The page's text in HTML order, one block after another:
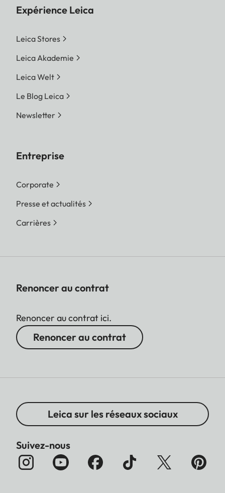
Expérience Leica
Leica Stores
Leica Akademie
Leica Welt
Le Blog Leica
Newsletter
Entreprise
Corporate
Presse et actualités
Carrières
Renoncer au contrat
Renoncer au contrat ici.
Renoncer au contrat
Leica sur les réseaux sociaux
Suivez-nous